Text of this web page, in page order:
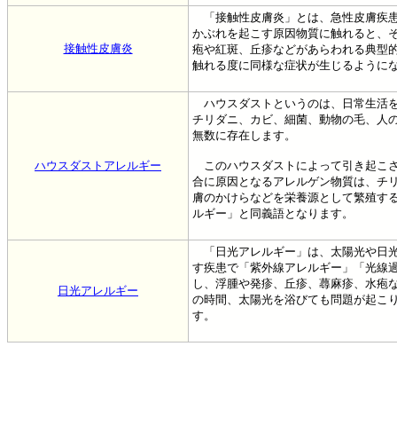
接触性皮膚炎
「接触性皮膚炎」とは、急性皮膚疾
かぶれを起こす原因物質に触れると、
疱や紅斑、丘疹などがあらわれる典型
触れる度に同様な症状が生じるように
ハウスダストアレルギー
ハウスダストというのは、日常生活
チリダニ、カビ、細菌、動物の毛、人
無数に存在します。
このハウスダストによって引き起こ
合に原因となるアレルゲン物質は、チ
膚のかけらなどを栄養源として繁殖す
ルギー」と同義語となります。
日光アレルギー
「日光アレルギー」は、太陽光や日
す疾患で「紫外線アレルギー」「光線
し、浮腫や発疹、丘疹、蕁麻疹、水疱
の時間、太陽光を浴びても問題が起こ
す。